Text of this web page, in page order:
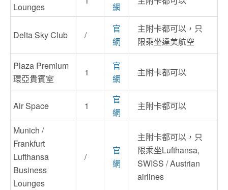
Lounges
網
Delta Sky Club /
官
網
主附卡都可以，只
限乘坐達美航空
Plaza Premium
環亞貴賓室
1
官
網
主附卡都可以
Air Space 1
官
網
主附卡都可以
Munich /
Frankfurt
Lufthansa
Business
Lounges
/
官
網
主附卡都可以，只
限乘坐Lufthansa,
SWISS / Austrian
airlines